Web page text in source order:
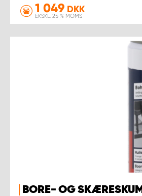
1 049 DKK
EKSKL. 25 % MOMS
BORE- OG SKÆRESKUM